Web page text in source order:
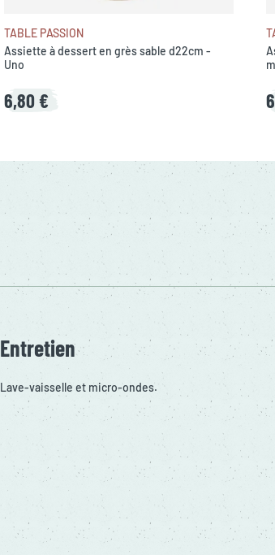
TABLE PASSION
Assiette à dessert en grès sable d22cm -
Uno
6,80 €
Entretien
Lave-vaisselle et micro-ondes.